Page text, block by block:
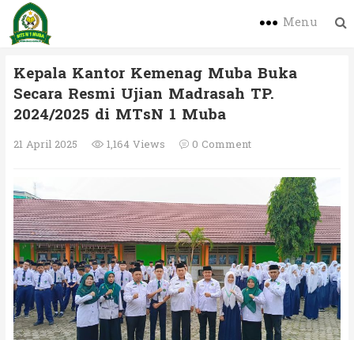
Menu
Kepala Kantor Kemenag Muba Buka
Secara Resmi Ujian Madrasah TP.
2024/2025 di MTsN 1 Muba
21 April 2025 1,164 Views 0 Comment